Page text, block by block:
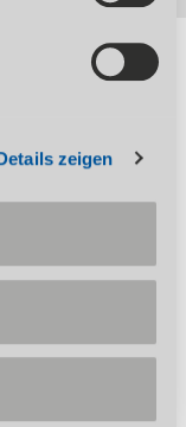
zeigen